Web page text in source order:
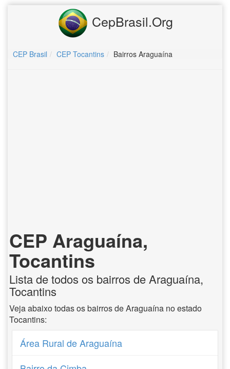
CepBrasil.Org
CEP Brasil CEP Tocantins Bairros Araguaína
CEP Araguaína,
Tocantins
Lista de todos os bairros de Araguaína,
Tocantins
Veja abaixo todas os bairros de Araguaína no estado
Tocantins:
Área Rural de Araguaína